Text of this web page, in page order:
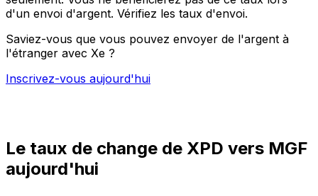
d'un envoi d'argent. Vérifiez les taux d'envoi.
Saviez-vous que vous pouvez envoyer de l'argent à
l'étranger avec Xe ?
Inscrivez-vous aujourd'hui
Le taux de change de XPD vers MGF
aujourd'hui